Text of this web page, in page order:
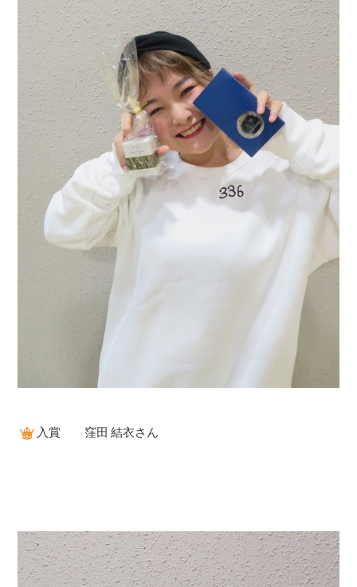
入賞 窪田 結衣さん